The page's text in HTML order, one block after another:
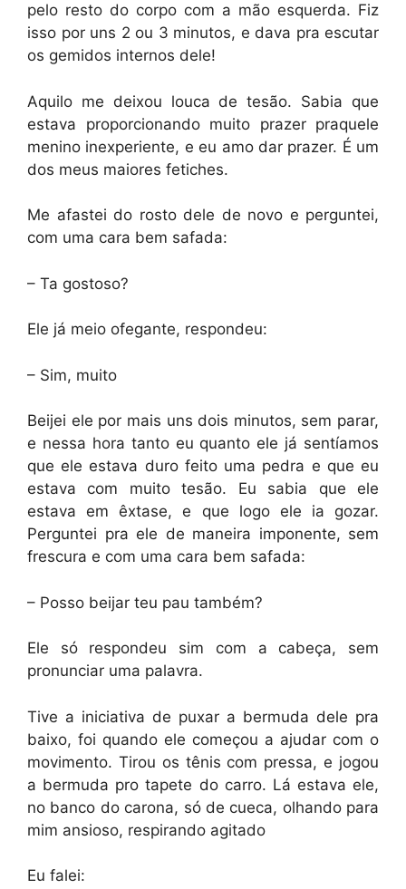
pelo resto do corpo com a mão esquerda. Fiz
isso por uns 2 ou 3 minutos, e dava pra escutar
os gemidos internos dele!
Aquilo me deixou louca de tesão. Sabia que
estava proporcionando muito prazer praquele
menino inexperiente, e eu amo dar prazer. É um
dos meus maiores fetiches.
Me afastei do rosto dele de novo e perguntei,
com uma cara bem safada:
– Ta gostoso?
Ele já meio ofegante, respondeu:
– Sim, muito
Beijei ele por mais uns dois minutos, sem parar,
e nessa hora tanto eu quanto ele já sentíamos
que ele estava duro feito uma pedra e que eu
estava com muito tesão. Eu sabia que ele
estava em êxtase, e que logo ele ia gozar.
Perguntei pra ele de maneira imponente, sem
frescura e com uma cara bem safada:
– Posso beijar teu pau também?
Ele só respondeu sim com a cabeça, sem
pronunciar uma palavra.
Tive a iniciativa de puxar a bermuda dele pra
baixo, foi quando ele começou a ajudar com o
movimento. Tirou os tênis com pressa, e jogou
a bermuda pro tapete do carro. Lá estava ele,
no banco do carona, só de cueca, olhando para
mim ansioso, respirando agitado
Eu falei: